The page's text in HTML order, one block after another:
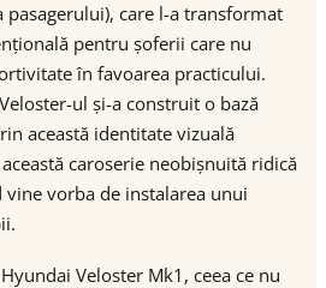
pasagerului), care l-a transformat
pentru șoferii care nu
în favoarea practicului.
ul și-a construit o bază
această identitate vizuală
caroserie neobișnuită ridică
vorba de instalarea unui
Veloster Mk1, ceea ce nu